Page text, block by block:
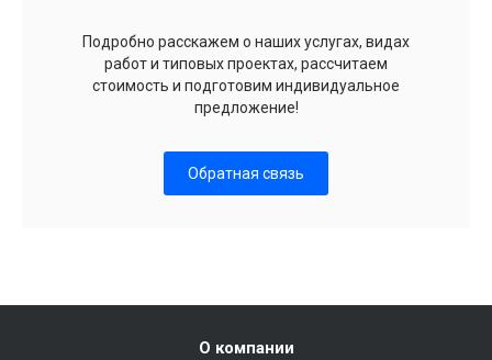
Подробно расскажем о наших услугах, видах
работ и типовых проектах, рассчитаем
стоимость и подготовим индивидуальное
предложение!
Обратная связь
О компании